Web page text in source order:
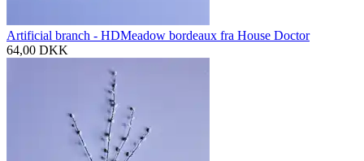
Artificial branch - HDMeadow bordeaux fra House Doctor
64,00 DKK